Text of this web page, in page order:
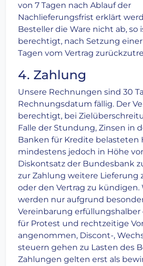
von 7 Tagen nach Ablauf der
Nachlieferungsfrist erklärt
Besteller die Ware nicht ab, so
berechtigt, nach Setzung einer
Tagen vom Vertrag
4. Zahlung
Unsere Rechnungen sind 30
Rechnungsdatum fällig. Der
berechtigt, bei
Falle der Stundung, Zinsen in
Banken für Kredite belasteten
mindestens jedoch in Höhe
Diskontsatz der Bundesbank
zur Zahlung weitere Lieferung
oder den Vertrag zu kündigen.
werden nur aufgrund
Vereinbarung erfüllungshalber
für Protest und rechtzeitige
angenommen, Discont-,
steuern gehen zu Lasten des
Zahlungen gelten erst als